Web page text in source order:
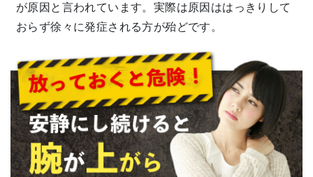
が原因と言われています。実際は原因ははっきりして
おらず徐々に発症される方が殆どです。